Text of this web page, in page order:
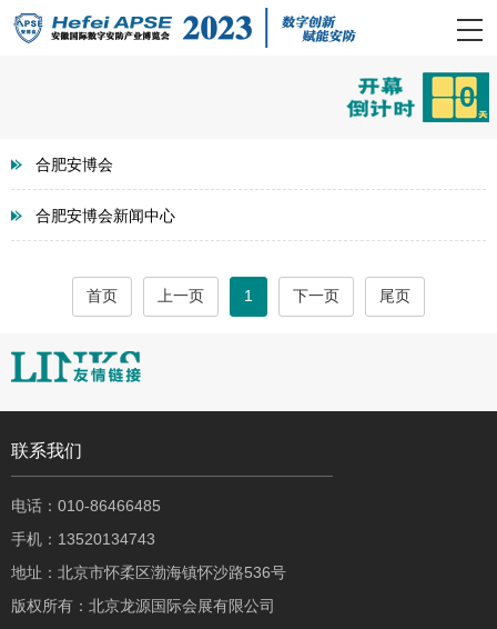
0
合肥安博会
合肥安博会新闻中心
首页 上一页 1 下一页 尾页
联系我们
电话：010-86466485
手机：13520134743
地址：北京市怀柔区渤海镇怀沙路536号
版权所有：北京龙源国际会展有限公司